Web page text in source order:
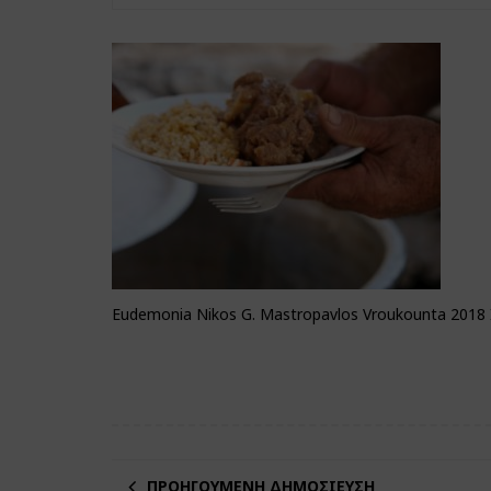
Eudemonia Nikos G. Mastropavlos Vroukounta 2018
ΠΡΟΗΓΟΎΜΕΝΗ ΔΗΜΟΣΊΕΥΣΗ